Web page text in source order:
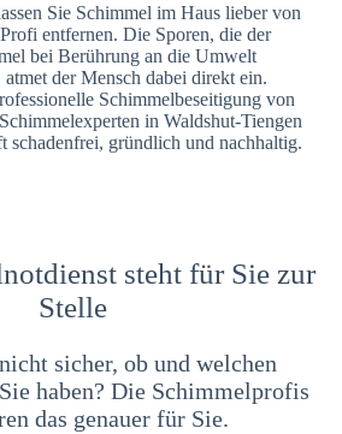
Sie Schimmel im Haus lieber von
entfernen. Die Sporen, die der
bei Berührung an die Umwelt
atmet der Mensch dabei direkt ein.
Schimmelbeseitigung von
in Waldshut-Tiengen
schadenfrei, gründlich und nachhaltig.
steht für Sie zur
Stelle
sicher, ob und welchen
haben? Die Schimmelprofis
das genauer für Sie.